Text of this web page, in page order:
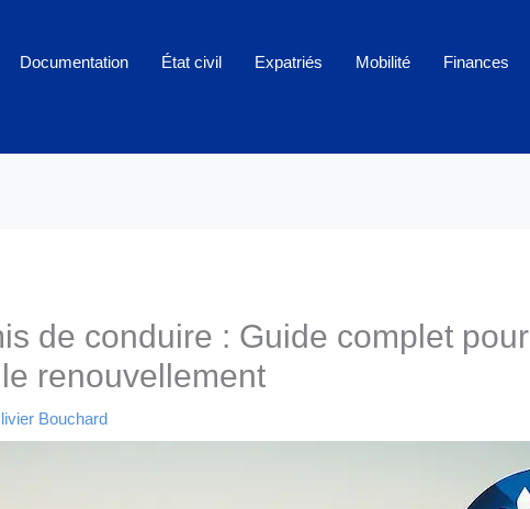
Documentation État civil Expatriés Mobilité Finances
de conduire : Guide complet pour
le renouvellement
Bouchard